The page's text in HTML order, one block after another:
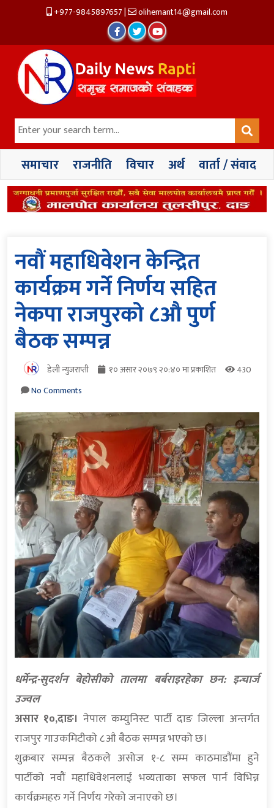
+977-9845897657| olihemant14@gmail.com
समाचार राजनीति विचार अर्थ वार्ता / संवाद
नवौं महाधिवेशन केन्द्रित
कार्यक्रम गर्ने निर्णय सहित
नेकपा राजपुरको ८औ पुर्ण
बैठक सम्पन्न
डेली न्युजराप्ती १० असार २०७९ २०:४० मा प्रकाशित
430
No Comments
धर्मेन्द्र-सुदर्शन बेहोसीको तालमा बर्बराइरहेका छन: इन्चार्ज
उज्वल
असार १०,दाङ। नेपाल कम्युनिस्ट पार्टी दाङ जिल्ला अन्तर्गत
राजपुर गाउकमिटीको ८औ बैठक सम्पन्न भएको छ।
शुक्रबार सम्पन्न बैठकले असोज १-८ सम्म काठमाडौंमा हुने
पार्टीको नवौं महाधिवेशनलाई भव्यताका सफल पार्न विभिन्न
कार्यक्रमहरु गर्ने निर्णय गरेको जनाएको छ।